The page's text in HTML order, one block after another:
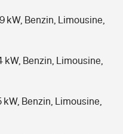
kW, Benzin, Limousine,
kW, Benzin, Limousine,
kW, Benzin, Limousine,